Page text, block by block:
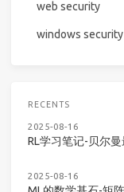
web security
windows security
RECENTS
2025-08-16
RL学习笔记-贝尔曼
2025-08-16